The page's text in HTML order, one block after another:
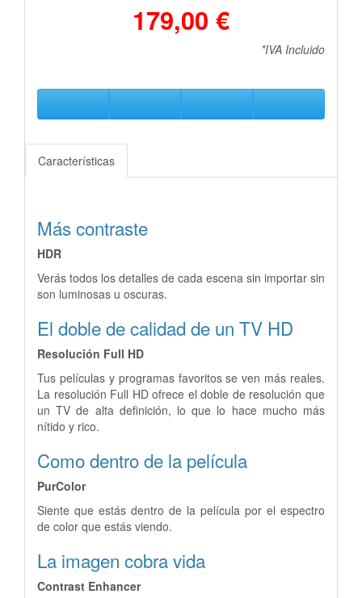
179,00 €
*IVA Incluido
Características
Más contraste
HDR
Verás todos los detalles de cada escena sin importar sin
son luminosas u oscuras.
El doble de calidad de un TV HD
Resolución Full HD
Tus películas y programas favoritos se ven más reales.
La resolución Full HD ofrece el doble de resolución que
un TV de alta definición, lo que lo hace mucho más
nítido y rico.
Como dentro de la película
PurColor
Siente que estás dentro de la película por el espectro
de color que estás viendo.
La imagen cobra vida
Contrast Enhancer